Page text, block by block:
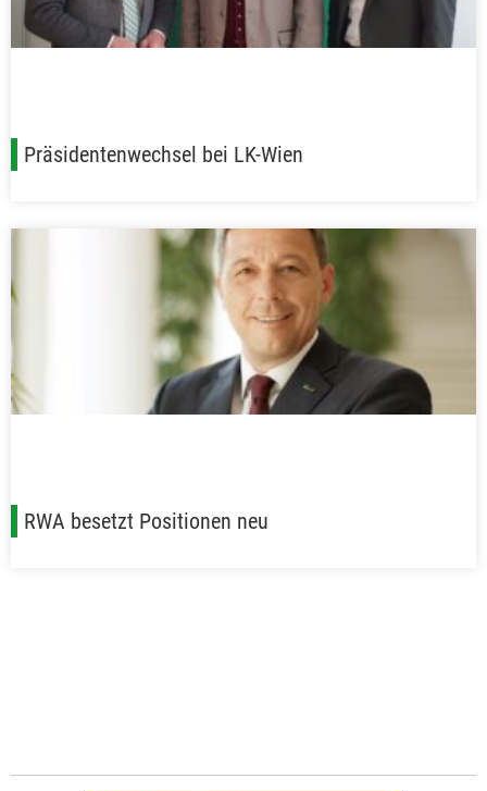
Präsidentenwechsel bei LK-Wien
RWA besetzt Positionen neu